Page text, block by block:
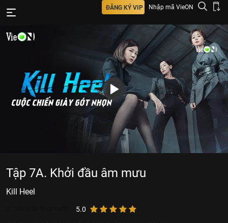
ĐĂNG KÝ VIP Nhập mã VieON
Tập 7A. Khởi đầu âm mưu
Kill Heel
5.0